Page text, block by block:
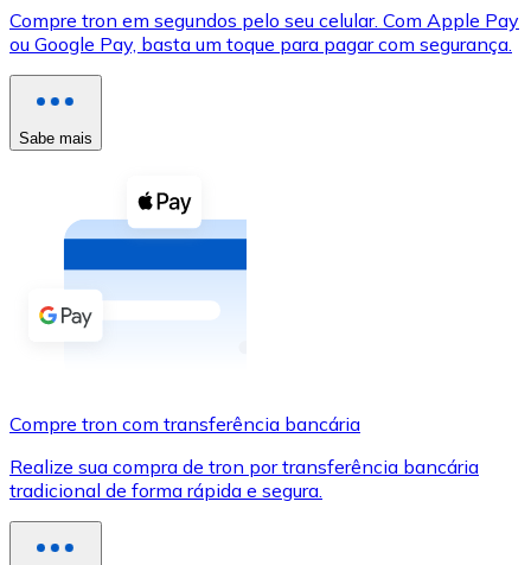
XRP
XRP
Cupons cripto
Comprar com dinheiro
Comprar com transferência bancária
Cartão de crédito / débito
Comprar com cartão
Compre tron em segundos pelo seu celular. Com Apple Pay
ou Google Pay, basta um toque para pagar com segurança.
Sabe mais
Compre tron com transferência bancária
Realize sua compra de tron por transferência bancária
tradicional de forma rápida e segura.